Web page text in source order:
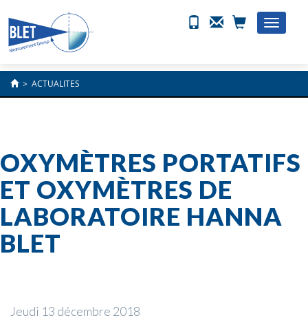
Toggle
> ACTUALITES
OXYMÈTRES PORTATIFS
ET OXYMÈTRES DE
LABORATOIRE HANNA
BLET
Jeudi 13 décembre 2018